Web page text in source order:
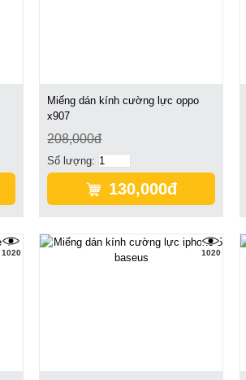
Miếng dán kính cường lực oppo
x907
208,000đ
Số lượng:
130,000đ
1020 1020